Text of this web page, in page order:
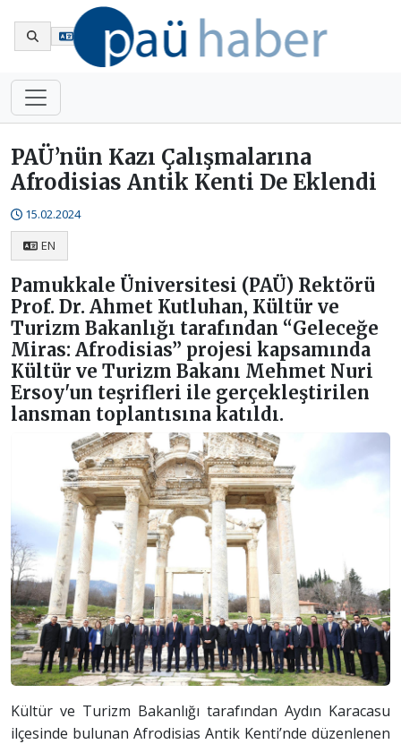
PAÜ’nün Kazı Çalışmalarına
Afrodisias Antik Kenti De Eklendi
15.02.2024
EN
Pamukkale Üniversitesi (PAÜ) Rektörü
Prof. Dr. Ahmet Kutluhan, Kültür ve
Turizm Bakanlığı tarafından “Geleceğe
Miras: Afrodisias” projesi kapsamında
Kültür ve Turizm Bakanı Mehmet Nuri
Ersoy'un teşrifleri ile gerçekleştirilen
lansman toplantısına katıldı.
Kültür ve Turizm Bakanlığı tarafından Aydın Karacasu
ilçesinde bulunan Afrodisias Antik Kenti’nde düzenlenen